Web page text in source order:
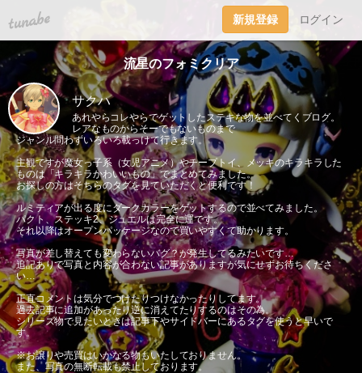
tuna.be 新規登録 ログイン
流星のフォミクリア
サクハ
あれやらコレやらでゲットしたステキな物を並べてくブログ。
レアなものからそーでもないものまで
ジャンル問わずいろいろ載っけて行きます。
主観ですが魔女っ子系（女児アニメ）やチープトイ、メッキのキラキラした
ものは「キラキラかわいいもの」でまとめてみました。
お探しの方はそちらのタグを見ていただくと便利です！
ルミティアが出る度にダークカラーをゲットするので並べてみました。
パクト、ステッキ2、ジュエルは完全に運です。
それ以降はオープンパッケージなので買いやすくて助かります。
写真が差し替えても変わらないバグ？が発生してるみたいです…
追記ありで写真と内容が合わない記事がありますが気にせずお待ちくださ
い…
正直コメントは気分でつけたりつけなかったりしてます。
過去記事に追加があったり逆に消えてたりするのはその為。
シリーズ物で見たいときは記事下やサイドバーにあるタグを使うと早いで
す。
※お譲りや売買はいかなる物もいたしておりません。
また、写真の無断転載も禁止しております。